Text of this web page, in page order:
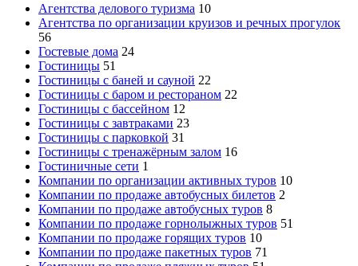
Агентства делового туризма 10
Агентства по организации круизов и речных прогулок
56
Гостевые дома 24
Гостиницы 51
Гостиницы с баней и сауной 22
Гостиницы с баром и рестораном 22
Гостиницы с бассейном 12
Гостиницы с завтраками 23
Гостиницы с парковкой 31
Гостиницы с тренажёрным залом 16
Гостиничные сети 1
Компании по организации активных туров 10
Компании по продаже автобусных билетов 2
Компании по продаже автобусных туров 8
Компании по продаже горнолыжных туров 51
Компании по продаже горящих туров 10
Компании по продаже пакетных туров 71